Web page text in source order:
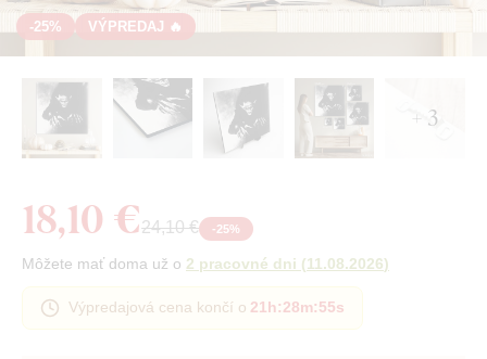
-25% VÝPREDAJ 🔥
+ 3
18,10 €24,10 € -25%
Môžete mať doma už o 2 pracovné dni (11.08.2026)
Výpredajová cena končí o 21h:28m:55s